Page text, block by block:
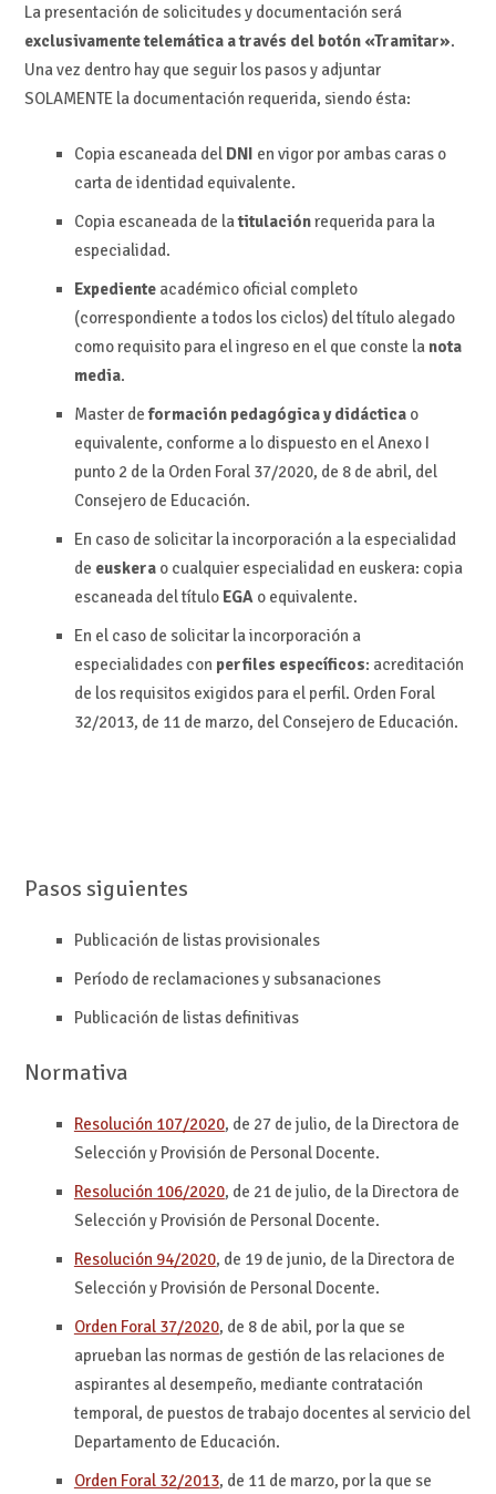
La presentación de solicitudes y documentación será
exclusivamente telemática a través del botón «Tramitar».
Una vez dentro hay que seguir los pasos y adjuntar
SOLAMENTE la documentación requerida, siendo ésta:
Copia escaneada del DNI en vigor por ambas caras o
carta de identidad equivalente.
Copia escaneada de latitulaciónrequerida para la
especialidad.
Expedienteacadémico oficial completo
(correspondiente a todos los ciclos) del título alegado
como requisito para el ingreso en el que conste la nota
media.
Master deformación pedagógica y didácticao
equivalente, conforme a lo dispuesto en el Anexo I
punto 2 de la Orden Foral 37/2020, de 8 de abril, del
Consejero de Educación.
En caso de solicitar la incorporación a la especialidad
de euskerao cualquier especialidad en euskera: copia
escaneada del título EGAo equivalente.
En el caso de solicitar la incorporación a
especialidades con perfiles específicos: acreditación
de los requisitos exigidos para el perfil. Orden Foral
32/2013, de 11 de marzo, del Consejero de Educación.
Pasos siguientes
Publicación de listas provisionales
Período de reclamaciones y subsanaciones
Publicación de listas definitivas
Normativa
Resolución 107/2020, de 27 de julio, de la Directora de
Selección y Provisión de Personal Docente.
Resolución 106/2020, de 21 de julio, de la Directora de
Selección y Provisión de Personal Docente.
Resolución 94/2020, de 19 de junio, de la Directora de
Selección y Provisión de Personal Docente.
Orden Foral 37/2020, de 8 de abil, por la que se
aprueban las normas de gestión de las relaciones de
aspirantes al desempeño, mediante contratación
temporal, de puestos de trabajo docentes al servicio del
Departamento de Educación.
Orden Foral 32/2013, de 11 de marzo, por la que se